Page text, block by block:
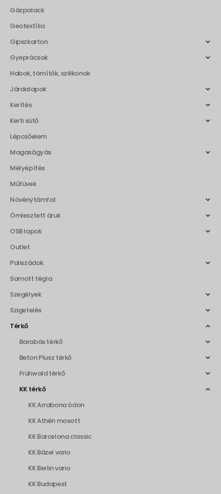
Gázpalack
Geotextília
Gipszkarton
Gyeprácsok
Habok, tömítők, szilikonok
Járdalapok
Kerítés
Kerti sütő
Lépcsőelem
Magaságyás
Mélyépítés
Műfüvek
Növénytámfal
Ömlesztett áruk
OSB lapok
Outlet
Paliszádok
Samott tégla
Szegélyek
Szigetelés
Térkő
Barabás térkő
Beton Plusz térkő
Frühwald térkő
KK térkő
KK Arrabona ódon
KK Athén mosott
KK Barcelona classic
KK Bázel vario
KK Berlin vario
KK Budapest